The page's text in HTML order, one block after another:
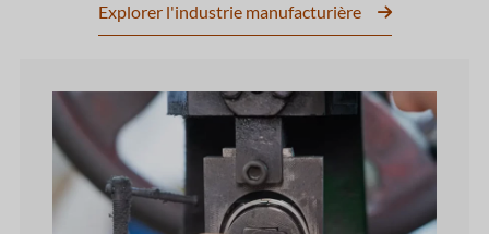
Explorer l'industrie manufacturière